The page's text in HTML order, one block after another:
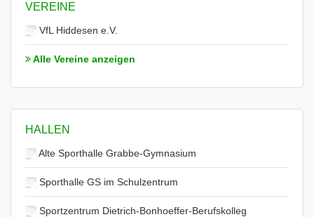
VEREINE
VfL Hiddesen e.V.
Alle Vereine anzeigen
HALLEN
Alte Sporthalle Grabbe-Gymnasium
Sporthalle GS im Schulzentrum
Sportzentrum Dietrich-Bonhoeffer-Berufskolleg